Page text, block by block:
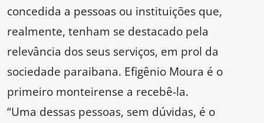
concedida a pessoas ou instituições que,
realmente, tenham se destacado pela
relevância dos seus serviços, em prol da
sociedade paraibana. Efigênio Moura é o
primeiro monteirense a recebê-la.
“Uma dessas pessoas, sem dúvidas, é o